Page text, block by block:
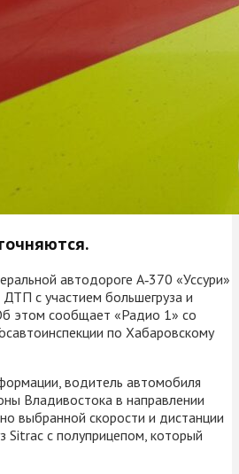
автодороге А‑370 «Уссури»
с участием большегруза и
этом сообщает «Радио 1» со
по Хабаровскому
водитель автомобиля
Владивостока в направлении
выбранной скорости и дистанции
Sitrac с полуприцепом, который